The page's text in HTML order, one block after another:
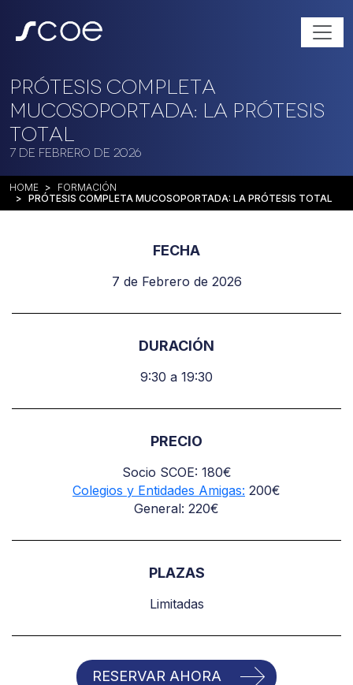
Prótesis completa
mucosoportada: La Prótesis
Total
7 de Febrero de 2026
HOME
FORMACIÓN
PRÓTESIS COMPLETA MUCOSOPORTADA: LA PRÓTESIS TOTAL
FECHA
7 de Febrero de 2026
DURACIÓN
9:30 a 19:30
PRECIO
Socio SCOE: 180€
Colegios y Entidades Amigas: 200€
General: 220€
PLAZAS
Limitadas
RESERVAR AHORA